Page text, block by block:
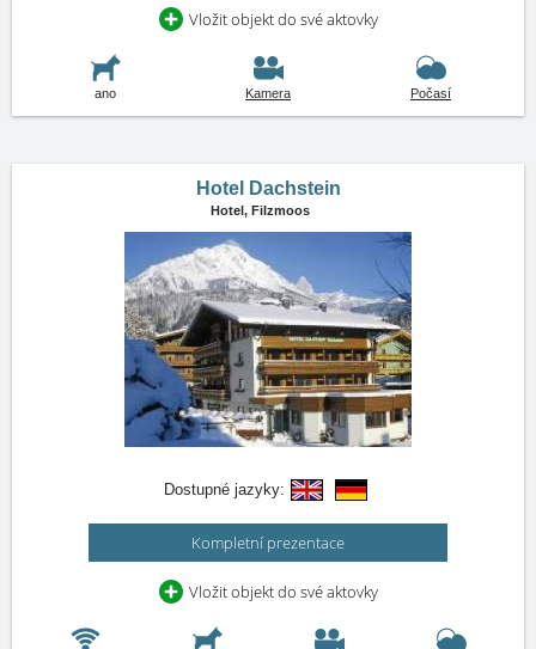
Vložit objekt do své aktovky
ano Kamera Počasí
Hotel Dachstein
Hotel, Filzmoos
Dostupné jazyky:
Kompletní prezentace
Vložit objekt do své aktovky